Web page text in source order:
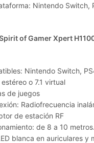
Nintendo Switch,
of Gamer Xpert
Nintendo Switch,
o 7.1 virtual
de juegos
Radiofrecuencia
de estación RF
de 8 a 10 metros.
blanca en auriculares y